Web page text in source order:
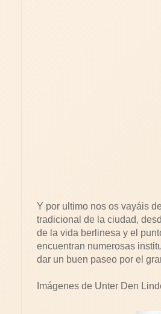
Y por ultimo nos os vayáis
tradicional de la ciudad,
de la vida berlinesa y el
encuentran numerosas
dar un buen paseo por el
Imágenes de Unter Den